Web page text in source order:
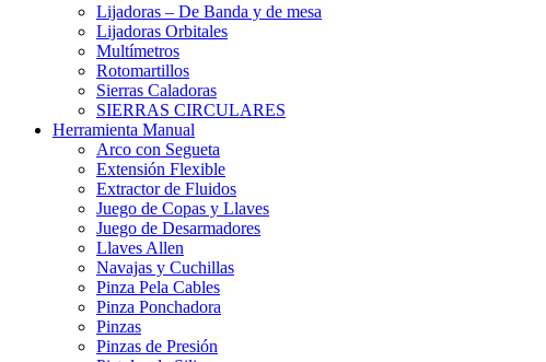
Lijadoras – De Banda y de mesa
Lijadoras Orbitales
Multímetros
Rotomartillos
Sierras Caladoras
SIERRAS CIRCULARES
Herramienta Manual
Arco con Segueta
Extensión Flexible
Extractor de Fluidos
Juego de Copas y Llaves
Juego de Desarmadores
Llaves Allen
Navajas y Cuchillas
Pinza Pela Cables
Pinza Ponchadora
Pinzas
Pinzas de Presión